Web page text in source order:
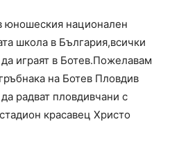
юношеския национален
школа в България,всички
играят в Ботев.Пожелавам
на Ботев Пловдив
радват пловдивчани с
красавец Христо